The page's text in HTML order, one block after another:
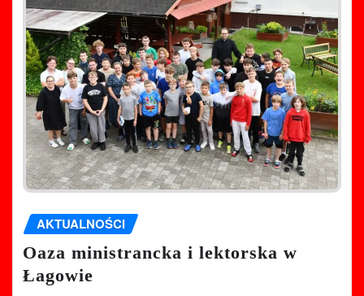
AKTUALNOŚCI
Oaza ministrancka i lektorska w
Łagowie